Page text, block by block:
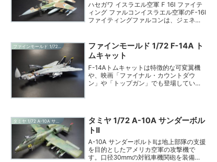
ハセガワ イスラエル空軍 F 16I ファイテ
ィング ファルコンイスラエル空軍のF-16I
ファイティングファルコンは、ジェネラ
す。この機種は「sufa（スーファ：
嵐）...
ファインモールド 1/72 F-14A トムキャット
ファインモールド 1/72 F-14A ト
ムキャット
F-14Aトムキャットは特徴的な可変翼機
や、映画「ファイナル・カウントダウ
ン」や「トップガン」でも登場している
タミヤ 1/72 A-10A サンダーボル
トII
A-10A サンダーボルトIIは地上部隊の支援
を目的としたアメリカ空軍の攻撃機で
す。口径30mmの対戦車機関砲を装備